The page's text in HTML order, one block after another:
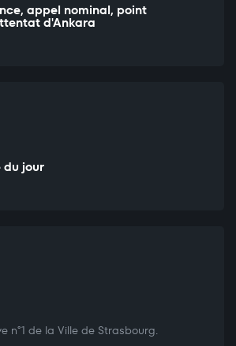
appel nominal, point
d'Ankara
du jour
n°1 de la Ville de Strasbourg.